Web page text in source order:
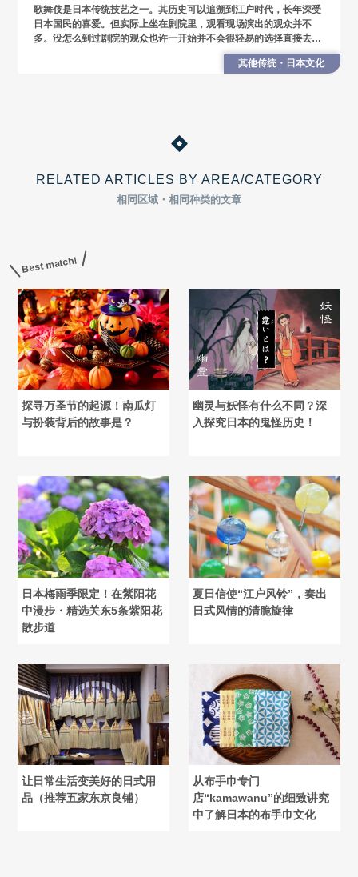
歌舞伎是日本传统技艺之一。其历史可以追溯到江户时代，长年深受
日本国民的喜爱。但实际上坐在剧院里，观看现场演出的观众并不
多。没怎么到过剧院的观众也许一开始并不会很轻易的选择直接去剧
院现场呢。 实际上还是推荐亲身去剧场体验一下的.
其他传统・日本文化
RELATED ARTICLES BY AREA/CATEGORY
相同区域・相同种类的文章
Best match!
探寻万圣节的起源！南瓜灯
与扮装背后的故事是？
幽灵与妖怪有什么不同？深
入探究日本的鬼怪历史！
日本梅雨季限定！在紫阳花
中漫步・精选关东5条紫阳花
散步道
夏日信使“江户风铃”，奏出
日式风情的清脆旋律
让日常生活变美好的日式用
品（推荐五家东京良铺）
从布手巾专门
店“kamawanu”的细致讲究
中了解日本的布手巾文化